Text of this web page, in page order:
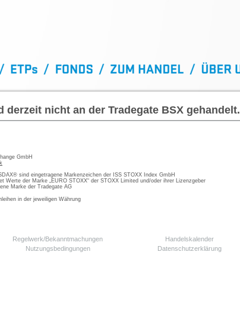
derzeit nicht an der Tradegate BSX gehandelt.
GmbH
sind eingetragene Markenzeichen der ISS STOXX Index GmbH
Werte der Marke „EURO STOXX“ der STOXX Limited und/oder ihrer Lizenzgeber
Marke der Tradegate AG
in der jeweiligen Währung
Regelwerk/Bekanntmachungen
Handelskalender
Nutzungsbedingungen Datenschutzerklärung